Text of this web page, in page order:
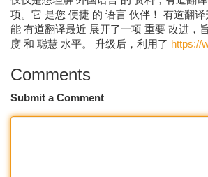
项。它 是您 便捷 的 语言 伙伴！ 有道翻
能 有道翻译最近 展开了一项 重要 改进，
度 和 聪慧 水平。 升级后，利用了 https://
Comments
Submit a Comment